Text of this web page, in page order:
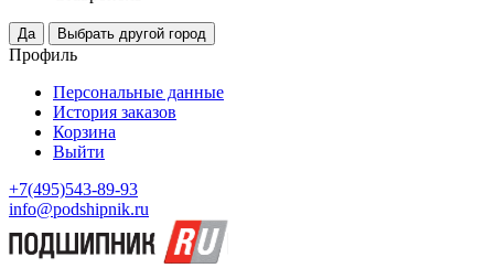
Профиль
Персональные данные
История заказов
Корзина
Выйти
+7(495)543-89-93
info@podshipnik.ru